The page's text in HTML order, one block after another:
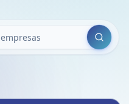
Buscar